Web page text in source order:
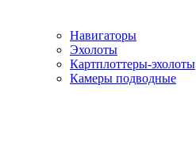
Навигаторы
Эхолоты
Картплоттеры-эхолоты
Камеры подводные